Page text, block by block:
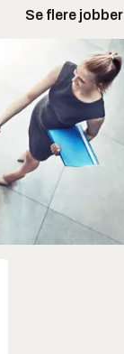
Se flere jobber